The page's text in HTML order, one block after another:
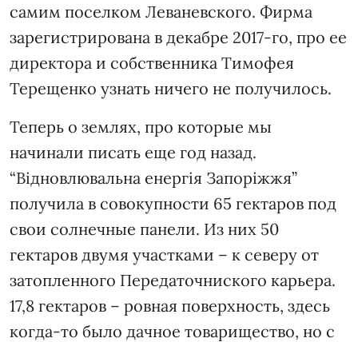
самим поселком Леваневского. Фирма
зарегистрирована в декабре 2017-го, про ее
директора и собственника Тимофея
Терещенко узнать ничего не получилось.
Теперь о землях, про которые мы
начинали писать еще год назад.
“Відновлювальна енергія Запоріжжя”
получила в совокупности 65 гектаров под
свои солнечные панели. Из них 50
гектаров двумя участками – к северу от
затопленного Передаточниского карьера.
17,8 гектаров – ровная поверхность, здесь
когда-то было дачное товарищество, но с